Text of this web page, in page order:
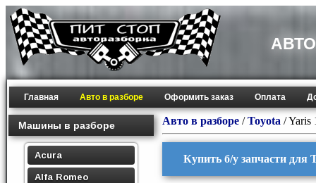
Главная Авто в разборе Оформить заказ Оплата
Машины в разборе
Acura
Alfa Romeo
Авто в разборе /Toyota /Yaris
Купить б/у запчасти для